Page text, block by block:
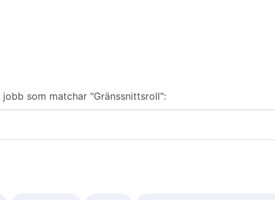
som matchar "Gränssnittsroll":